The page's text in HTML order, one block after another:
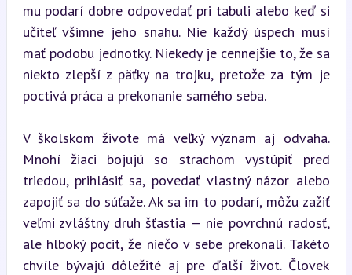
mu podarí dobre odpovedať pri tabuli alebo keď si
učiteľ všimne jeho snahu. Nie každý úspech musí
mať podobu jednotky. Niekedy je cennejšie to, že sa
niekto zlepší z päťky na trojku, pretože za tým je
poctivá práca a prekonanie samého seba.
V školskom živote má veľký význam aj odvaha.
Mnohí žiaci bojujú so strachom vystúpiť pred
triedou, prihlásiť sa, povedať vlastný názor alebo
zapojiť sa do súťaže. Ak sa im to podarí, môžu zažiť
veľmi zvláštny druh šťastia — nie povrchnú radosť,
ale hlboký pocit, že niečo v sebe prekonali. Takéto
chvíle bývajú dôležité aj pre ďalší život. Človek